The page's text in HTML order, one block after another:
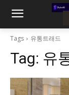
Tags 유통트래드
Tag: 유